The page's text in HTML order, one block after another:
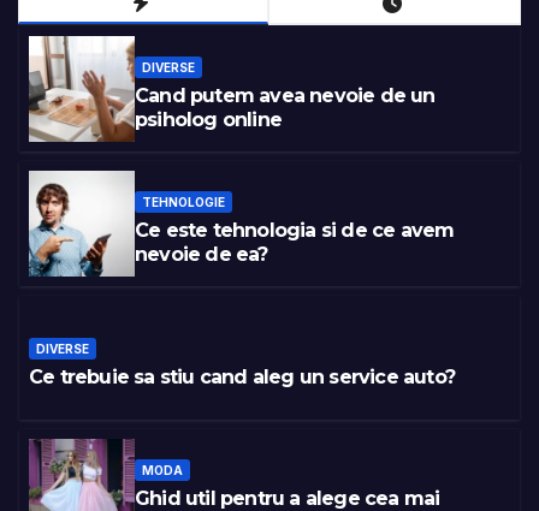
DIVERSE
Cand putem avea nevoie de un
psiholog online
TEHNOLOGIE
Ce este tehnologia si de ce avem
nevoie de ea?
DIVERSE
Ce trebuie sa stiu cand aleg un service auto?
MODA
Ghid util pentru a alege cea mai